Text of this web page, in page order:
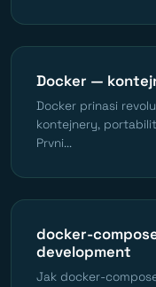
Docker —
Docker prinasi
kontejnery,
Prvni...
docker-
development
Jak docker-